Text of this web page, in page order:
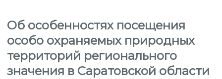
Об особенностях посещения
особо охраняемых природных
территорий регионального
значения в Саратовской области